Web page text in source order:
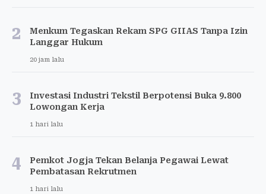
2
Menkum Tegaskan Rekam SPG GIIAS Tanpa Izin
Langgar Hukum
20 jam lalu
3
Investasi Industri Tekstil Berpotensi Buka 9.800
Lowongan Kerja
1 hari lalu
4
Pemkot Jogja Tekan Belanja Pegawai Lewat
Pembatasan Rekrutmen
1 hari lalu